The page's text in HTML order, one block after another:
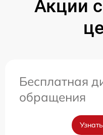
Акции
Бесплатная
обращения